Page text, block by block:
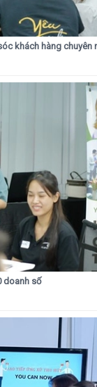
khách hàng chuyên
doanh số